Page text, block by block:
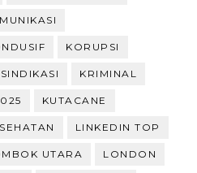
KORUPSI
KRIMINAL
KUTACANE
LINKEDIN TOP
UTARA LONDON